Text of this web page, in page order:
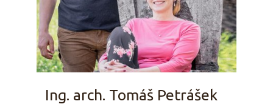
Ing. arch. Tomáš Petrášek